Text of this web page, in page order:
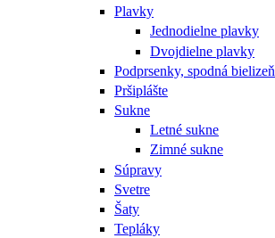
Plavky
Jednodielne plavky
Dvojdielne plavky
Podprsenky, spodná bielizeň
Pršiplášte
Sukne
Letné sukne
Zimné sukne
Súpravy
Svetre
Šaty
Tepláky